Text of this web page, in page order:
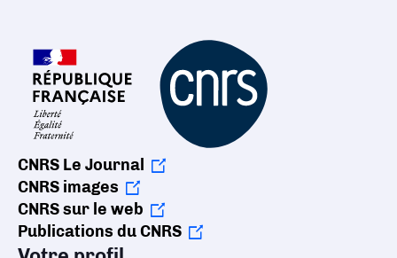
CNRS Le Journal
CNRS images
CNRS sur le web
Publications du CNRS